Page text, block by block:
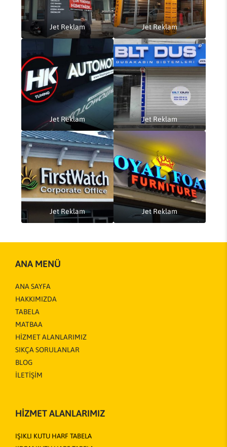
Jet Reklam Jet Reklam
Jet Reklam Jet Reklam
Jet Reklam Jet Reklam
ANA MENÜ
ANA SAYFA
HAKKIMIZDA
TABELA
MATBAA
HİZMET ALANLARIMIZ
SIKÇA SORULANLAR
BLOG
İLETİŞİM
HİZMET ALANLARIMIZ
IŞIKLI KUTU HARF TABELA